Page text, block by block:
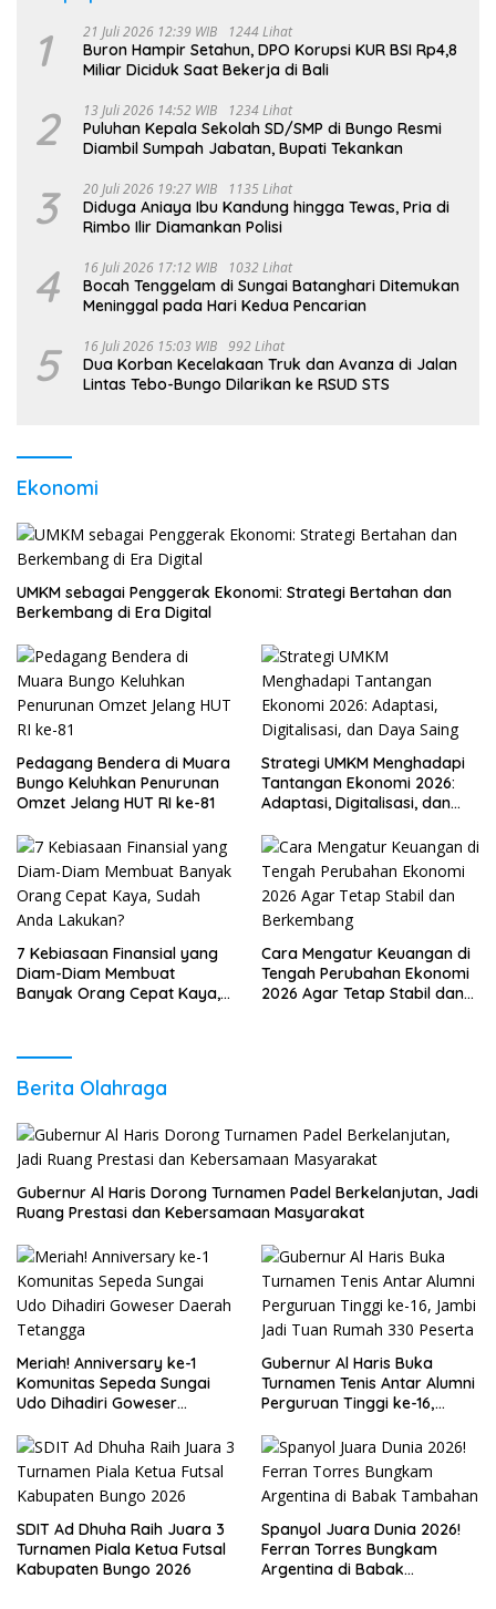
1 21 Juli 2026 12:39 WIB 1244 Lihat
Buron Hampir Setahun, DPO Korupsi KUR BSI Rp4,8
Miliar Diciduk Saat Bekerja di Bali
2 13 Juli 2026 14:52 WIB 1234 Lihat
Puluhan Kepala Sekolah SD/SMP di Bungo Resmi
Diambil Sumpah Jabatan, Bupati Tekankan
3 20 Juli 2026 19:27 WIB 1135 Lihat
Diduga Aniaya Ibu Kandung hingga Tewas, Pria di
Rimbo Ilir Diamankan Polisi
4 16 Juli 2026 17:12 WIB 1032 Lihat
Bocah Tenggelam di Sungai Batanghari Ditemukan
Meninggal pada Hari Kedua Pencarian
5 16 Juli 2026 15:03 WIB 992 Lihat
Dua Korban Kecelakaan Truk dan Avanza di Jalan
Lintas Tebo-Bungo Dilarikan ke RSUD STS
Ekonomi
UMKM sebagai Penggerak Ekonomi: Strategi Bertahan dan
Berkembang di Era Digital
Pedagang Bendera di Muara
Bungo Keluhkan Penurunan
Omzet Jelang HUT RI ke-81
Strategi UMKM Menghadapi
Tantangan Ekonomi 2026:
Adaptasi, Digitalisasi, dan
7 Kebiasaan Finansial yang
Diam-Diam Membuat
Banyak Orang Cepat Kaya,
Cara Mengatur Keuangan di
Tengah Perubahan Ekonomi
2026 Agar Tetap Stabil dan
Berita Olahraga
Gubernur Al Haris Dorong Turnamen Padel Berkelanjutan, Jadi
Ruang Prestasi dan Kebersamaan Masyarakat
Meriah! Anniversary ke-1
Komunitas Sepeda Sungai
Udo Dihadiri Goweser
Gubernur Al Haris Buka
Turnamen Tenis Antar Alumni
Perguruan Tinggi ke-16,
Peserta
SDIT Ad Dhuha Raih Juara 3
Turnamen Piala Ketua Futsal
Kabupaten Bungo 2026
Spanyol Juara Dunia 2026!
Ferran Torres Bungkam
Argentina di Babak